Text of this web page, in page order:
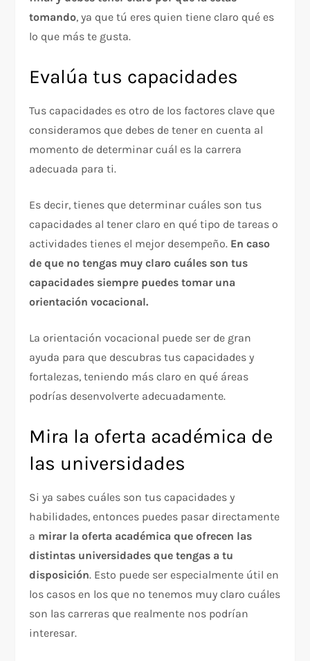
tomando, ya que tú eres quien tiene claro qué es
lo que más te gusta.
Evalúa tus capacidades
Tus capacidades es otro de los factores clave que
consideramos que debes de tener en cuenta al
momento de determinar cuál es la carrera
adecuada para ti.
Es decir, tienes que determinar cuáles son tus
capacidades al tener claro en qué tipo de tareas o
actividades tienes el mejor desempeño. En caso
de que no tengas muy claro cuáles son tus
capacidades siempre puedes tomar una
orientación vocacional.
La orientación vocacional puede ser de gran
ayuda para que descubras tus capacidades y
fortalezas, teniendo más claro en qué áreas
podrías desenvolverte adecuadamente.
Mira la oferta académica de
las universidades
Si ya sabes cuáles son tus capacidades y
habilidades, entonces puedes pasar directamente
a mirar la oferta académica que ofrecen las
distintas universidades que tengas a tu
disposición. Esto puede ser especialmente útil en
los casos en los que no tenemos muy claro cuáles
son las carreras que realmente nos podrían
interesar.